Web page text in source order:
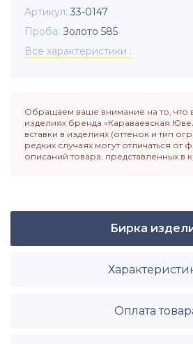
Артикул 33-0147
Проба Золото 585
Все характеристики
Обращаем ваше внимание на то, что
изделиях бренда «Караваевская
вставки в изделиях (оттенок и тип
редких случаях могут отличаться от
описаний товара, представленных в
Бирка
Оплата